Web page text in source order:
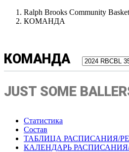
Ralph Brooks Community
КОМАНДА
КОМАНДА
JUST SOME
Статистика
Состав
ТАБЛИЦА РАСПИСАНИЯ/
КАЛЕНДАРЬ РАСПИСАНИЯ/